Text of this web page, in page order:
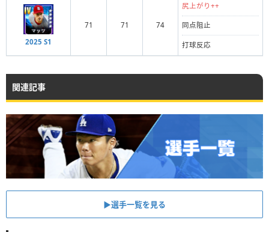
2025 S1
71 71 74
尻上がり++
同点阻止
打球反応
関連記事
▶︎選手一覧を見る